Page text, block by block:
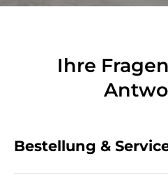
Ihre
Bestellung &